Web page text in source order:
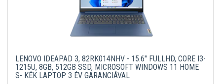
LENOVO IDEAPAD 3, 82RK014NHV - 15.6" FULLHD, CORE I3-
1215U, 8GB, 512GB SSD, MICROSOFT WINDOWS 11 HOME
S- KÉK LAPTOP 3 ÉV GARANCIÁVAL